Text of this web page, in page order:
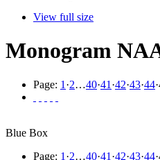
View full size
Monogram
Page: 1 ·2…40·41 ·42·43·44·
Blue Box
Page: 1 ·2…40·41 ·42·43·44·